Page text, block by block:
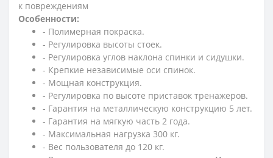
к повреждениям
Особенности:
- Полимерная покраска.
- Регулировка высоты стоек.
- Регулировка углов наклона спинки и сидушки.
- Крепкие независимые оси спинок.
- Мощная конструкция.
- Регулировка по высоте приставок тренажеров.
- Гарантия на металлическую конструкцию 5 лет.
- Гарантия на мягкую часть 2 года.
- Максимальная нагрузка 300 кг.
- Вес пользователя до 120 кг.